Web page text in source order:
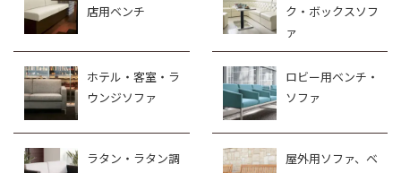
店用ベンチ
ク・ボックスソフ
ァ
ホテル・客室・ラ
ウンジソファ
ロビー用ベンチ・
ソファ
ラタン・ラタン調
屋外用ソファ、ベ